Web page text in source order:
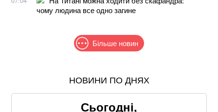
чому людина все одно загине
Більше новин
Пенсіонерам доплатять за стаж: хто отримає по 519
НОВИНИ ПО ДНЯХ
Сьогодні,